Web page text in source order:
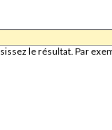
le résultat. Par